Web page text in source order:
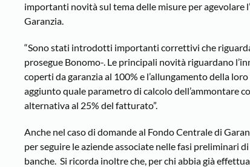
importanti novità sul tema delle misure per agevolare
Garanzia.
“Sono stati introdotti importanti correttivi che
prosegue Bonomo-. Le principali novità riguardano
coperti da garanzia al 100% e l’allungamento della
aggiunto quale parametro di calcolo dell’ammontare
alternativa al 25% del fatturato”.
Anche nel caso di domande al Fondo Centrale di
per seguire le aziende associate nelle fasi preliminari
banche. Si ricorda inoltre che, per chi abbia già